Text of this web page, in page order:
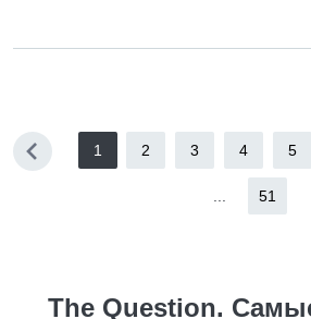
1 2 3 4 5
51
The Question.